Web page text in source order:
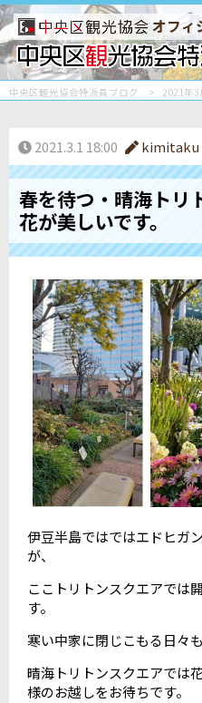
オフィ
中央区観光協会特派員ブログ 2021年3
2021.3.1 18:00 kimitaku
春を待つ・晴海ト
花が美しいです。
伊豆半島ではではエドヒガ
が、
ここトリトンスクエアでは
す。
寒い中家に閉じこもる日々
晴海トリトンスクエアでは
様のお越しをお待ちです。